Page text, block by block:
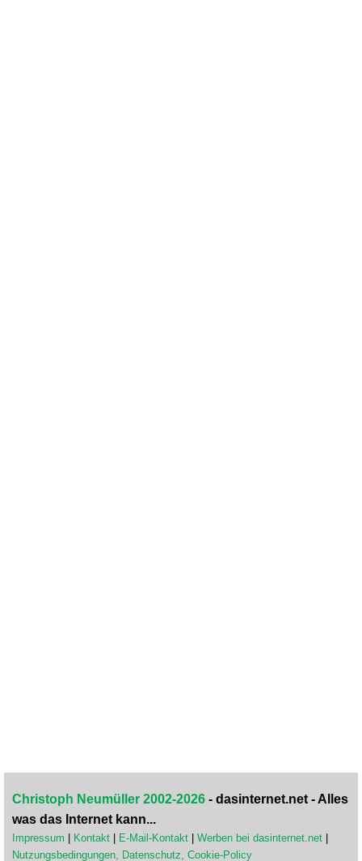
Christoph Neumüller 2002-2026 - dasinternet.net - Alles
was das Internet kann...
Impressum Kontakt E-Mail-Kontakt Werben bei dasinternet.net
Nutzungsbedingungen, Datenschutz, Cookie-Policy